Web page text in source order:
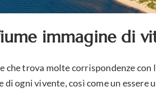
immagine di
che trova molte corrispondenze
di ogni vivente, così come un essere